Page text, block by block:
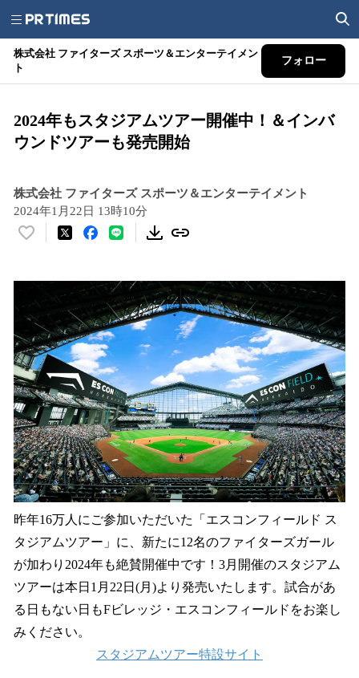
株式会社 ファイターズ スポーツ＆エンターテイメン
ト
フォロー
2024年もスタジアムツアー開催中！＆インバ
ウンドツアーも発売開始
株式会社 ファイターズ スポーツ＆エンターテイメント
2024年1月22日 13時10分
い
数
を
読
み
込
み
中
で
す
昨年16万人にご参加いただいた「エスコンフィールド ス
タジアムツアー」に、新たに12名のファイターズガール
が加わり2024年も絶賛開催中です！3月開催のスタジアム
ツアーは本日1月22日(月)より発売いたします。試合があ
る日もない日もFビレッジ・エスコンフィールドをお楽し
みください。
スタジアムツアー特設サイト